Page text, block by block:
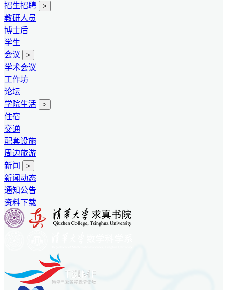
招生招聘
>
教研人员
博士后
学生
会议
>
学术会议
工作坊
论坛
学院生活
>
住宿
交通
配套设施
周边旅游
新闻
>
新闻动态
通知公告
资料下载